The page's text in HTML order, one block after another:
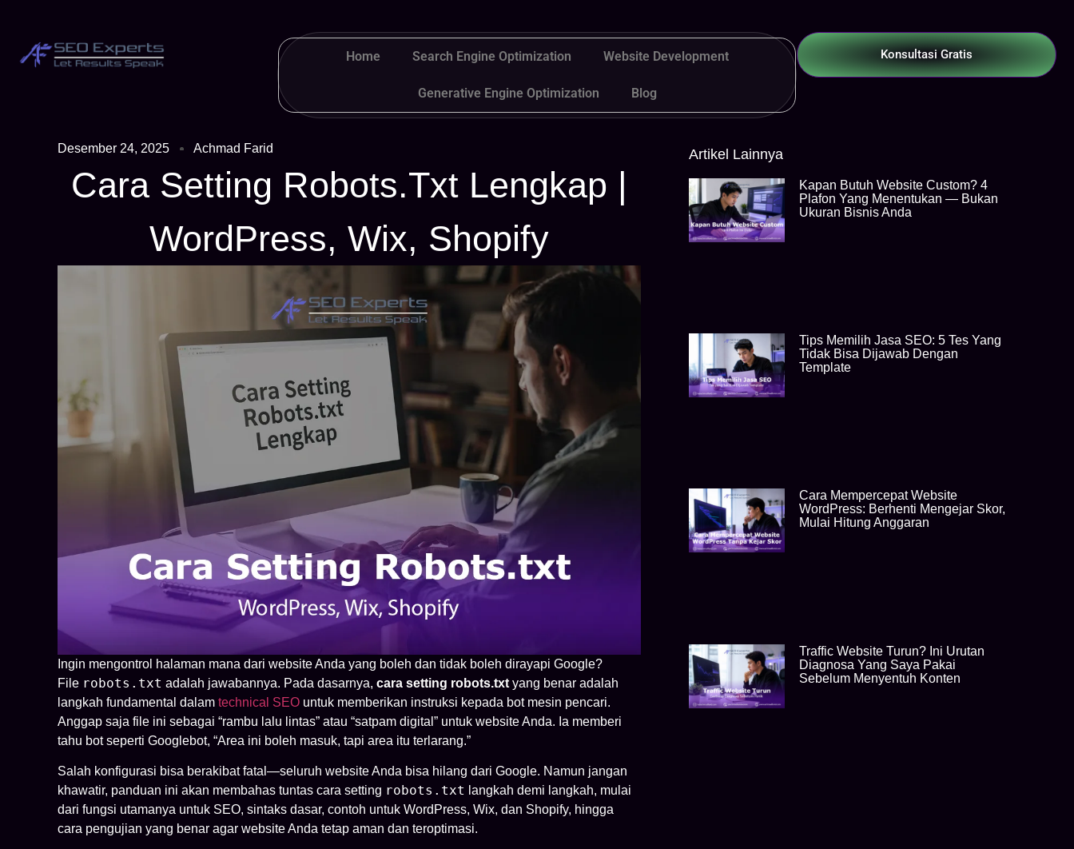
Home Search Engine Optimization Website Development
Generative Engine Optimization Blog
Konsultasi Gratis
Desember 24, 2025 Achmad Farid
Cara Setting Robots.txt Lengkap |
WordPress, Wix, Shopify
Ingin mengontrol halaman mana dari website Anda yang boleh dan tidak boleh dirayapi Google?
File robots.txt adalah jawabannya. Pada dasarnya, cara setting robots.txt yang benar adalah
langkah fundamental dalam technical SEO untuk memberikan instruksi kepada bot mesin pencari.
Anggap saja file ini sebagai “rambu lalu lintas” atau “satpam digital” untuk website Anda. Ia memberi
tahu bot seperti Googlebot, “Area ini boleh masuk, tapi area itu terlarang.”
Salah konfigurasi bisa berakibat fatal—seluruh website Anda bisa hilang dari Google. Namun jangan
khawatir, panduan ini akan membahas tuntas cara setting robots.txt langkah demi langkah, mulai
dari fungsi utamanya untuk SEO, sintaks dasar, contoh untuk WordPress, Wix, dan Shopify, hingga
cara pengujian yang benar agar website Anda tetap aman dan teroptimasi.
Artikel Lainnya
Kapan Butuh Website Custom? 4
Plafon Yang Menentukan — Bukan
Ukuran Bisnis Anda
Tips Memilih Jasa SEO: 5 Tes Yang
Tidak Bisa Dijawab Dengan
Template
Cara Mempercepat Website
WordPress: Berhenti Mengejar Skor,
Mulai Hitung Anggaran
Traffic Website Turun? Ini Urutan
Diagnosa Yang Saya Pakai
Sebelum Menyentuh Konten